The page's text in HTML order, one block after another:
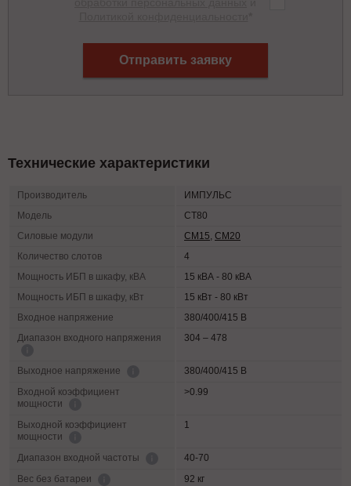
Отправить заявку
Технические характеристики
Производитель
ИМПУЛЬС
Модель
СТ80
Силовые модули
СМ15, СМ20
Количество слотов
4
Мощность ИБП в шкафу, кВА
15 кВА - 80 кВА
Мощность ИБП в шкафу, кВт
15 кВт - 80 кВт
Входное напряжение
380/400/415 В
Диапазон входного напряжения
304 – 478
Выходное напряжение
380/400/415 В
Входной коэффициент
мощности
>0.99
Выходной коэффициент
мощности
1
Диапазон входной частоты
40-70
Вес без батареи
92 кг